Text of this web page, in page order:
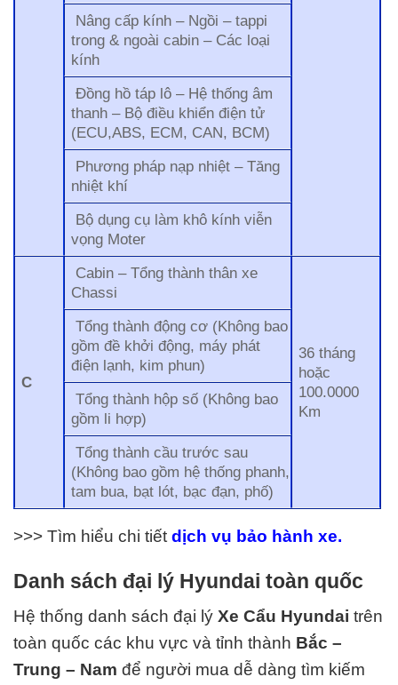
Nâng cấp kính – Ngồi – tappi
trong & ngoài cabin – Các loại
kính
Đồng hồ táp lô – Hệ thống âm
thanh – Bộ điều khiển điện tử
(ECU,ABS, ECM, CAN, BCM)
Phương pháp nạp nhiệt – Tăng
nhiệt khí
Bộ dụng cụ làm khô kính viễn
vọng Moter
C
Cabin – Tổng thành thân xe
Chassi
36 tháng
hoặc
100.0000
Km
Tổng thành động cơ (Không bao
gồm đề khởi động, máy phát
điện lạnh, kim phun)
Tổng thành hộp số (Không bao
gồm li hợp)
Tổng thành cầu trước sau
(Không bao gồm hệ thống phanh,
tam bua, bạt lót, bạc đạn, phố)
>>> Tìm hiểu chi tiết dịch vụ bảo hành xe.
Danh sách đại lý Hyundai toàn quốc
Hệ thống danh sách đại lý Xe Cẩu Hyundai trên
toàn quốc các khu vực và tỉnh thành Bắc –
Trung – Nam để người mua dễ dàng tìm kiếm